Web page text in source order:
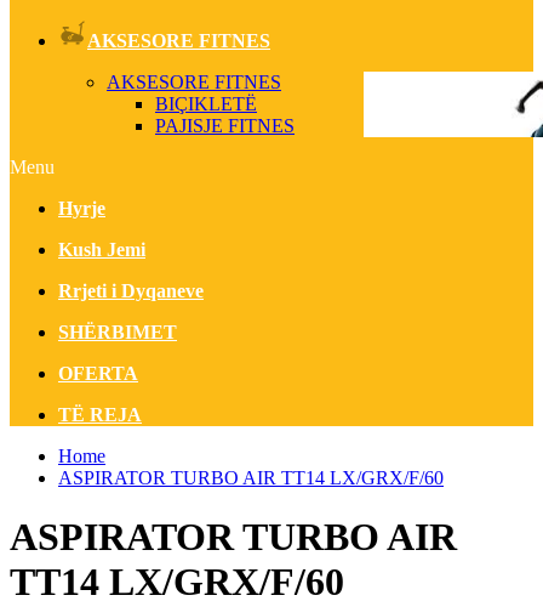
AKSESORE FITNES
AKSESORE FITNES
BIÇIKLETË
PAJISJE FITNES
Menu
Hyrje
Kush Jemi
Rrjeti i Dyqaneve
SHËRBIMET
OFERTA
TË REJA
Home
ASPIRATOR TURBO AIR TT14 LX/GRX/F/60
ASPIRATOR TURBO AIR
TT14 LX/GRX/F/60